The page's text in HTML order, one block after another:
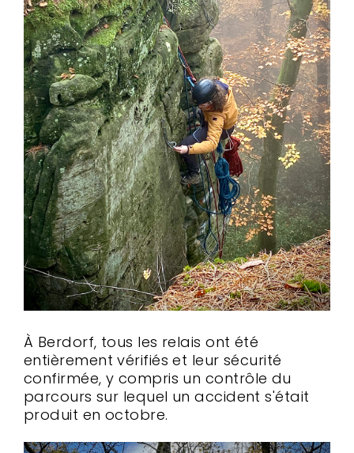
À Berdorf, tous les relais ont été
entièrement vérifiés et leur sécurité
confirmée, y compris un contrôle du
parcours sur lequel un accident s'était
produit en octobre.